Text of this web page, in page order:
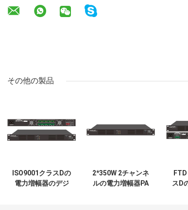
その他の製品
ISO9001クラスDの
電力増幅器のデジ
2*350W 2チャンネ
ルの電力増幅器PA
スD